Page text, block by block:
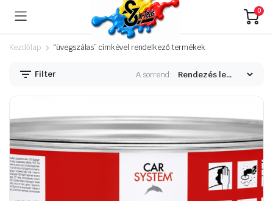
0
Kezdőlap “üvegszálas” címkével rendelkező termékek
Filter A sorrend: